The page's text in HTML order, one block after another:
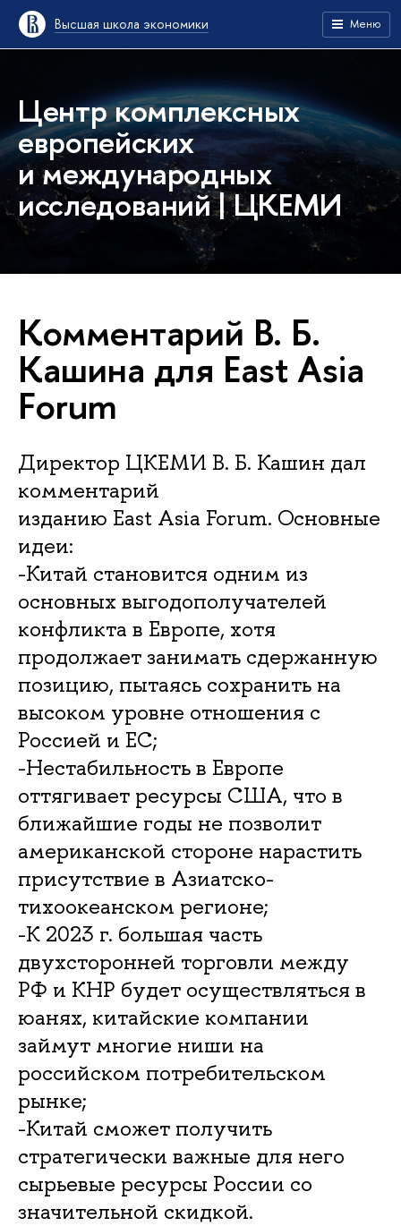
Высшая школа экономики Меню
Центр комплексных
европейских
и международных
исследований | ЦКЕМИ
Комментарий В. Б.
Кашина для East Asia
Forum
Директор ЦКЕМИ В. Б. Кашин дал
комментарий
изданию East Asia Forum. Основные
идеи:
-Китай становится одним из
основных выгодополучателей
конфликта в Европе, хотя
продолжает занимать сдержанную
позицию, пытаясь сохранить на
высоком уровне отношения с
Россией и ЕС;
-Нестабильность в Европе
оттягивает ресурсы США, что в
ближайшие годы не позволит
американской стороне нарастить
присутствие в Азиатско-
тихоокеанском регионе;
-К 2023 г. большая часть
двухсторонней торговли между
РФ и КНР будет осуществляться в
юанях, китайские компании
займут многие ниши на
российском потребительском
рынке;
-Китай сможет получить
стратегически важные для него
сырьевые ресурсы России со
значительной скидкой.